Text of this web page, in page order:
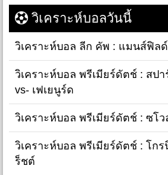
วิเคราะห์บอลวันนี้
วิเคราะห์บอล ลีก คัพ : แมนส์ฟิลด์
วิเคราะห์บอล พรีเมียร์ดัตช์ : สป
vs- เฟเยนูร์ด
วิเคราะห์บอล พรีเมียร์ดัตช์ : ซโ
วิเคราะห์บอล พรีเมียร์ดัตช์ : โกร
ร็ชต์